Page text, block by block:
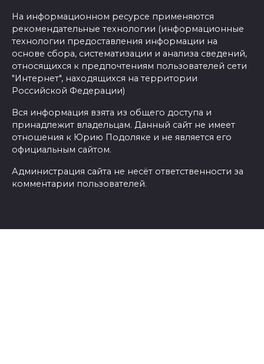
На информационном ресурсе применяются
рекомендательные технологии (информационные
технологии предоставления информации на
основе сбора, систематизации и анализа сведений,
относящихся к предпочтениям пользователей сети
"Интернет", находящихся на территории
Российской Федерации)
Вся информация взята из общего доступа и
принадлежит владельцам. Данный сайт не имеет
отношения к Юрию Подоляке и не является его
официальным сайтом.
Администрация сайта не несёт ответственности за
комментарии пользователей.